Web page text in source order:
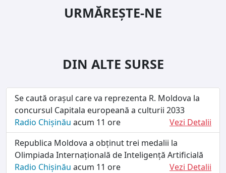
URMĂREȘTE-NE
DIN ALTE SURSE
Se caută orașul care va reprezenta R. Moldova la
concursul Capitala europeană a culturii 2033
Radio Chișinău acum 11 ore
Vezi Detalii
Republica Moldova a obținut trei medalii la
Olimpiada Internațională de Inteligență Artificială
Radio Chișinău acum 11 ore
Vezi Detalii